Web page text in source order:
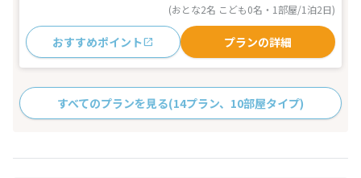
(おとな2名 こども0名・1部屋/1泊2日)
おすすめポイント プランの詳細
すべてのプランを見る(14プラン、10部屋タイプ)